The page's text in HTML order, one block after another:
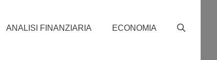
ANALISI FINANZIARIA ECONOMIA